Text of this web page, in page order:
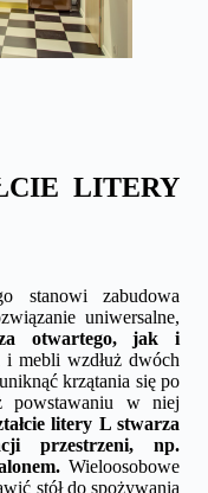
LITERY
stanowi zabudowa
uniwersalne,
otwartego, jak i
i mebli wzdłuż dwóch
krzątania się po
powstawaniu w niej
litery L stwarza
przestrzeni, np.
Wieloosobowe
stół do spożywania